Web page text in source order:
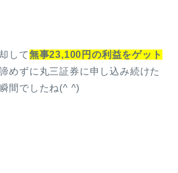
して無事23,100円の利益をゲット
めずに丸三証券に申し込み続けた
間でしたね(^ ^)